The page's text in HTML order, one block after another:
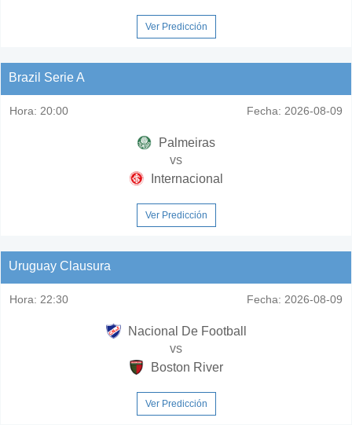
Ver Predicción
Brazil Serie A
Hora: 20:00 Fecha: 2026-08-09
Palmeiras
vs
Internacional
Ver Predicción
Uruguay Clausura
Hora: 22:30 Fecha: 2026-08-09
Nacional De Football
vs
Boston River
Ver Predicción